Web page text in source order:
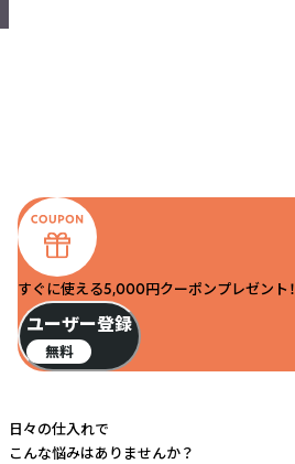
すぐに使える5,000円クーポンプレゼント！
ユーザー登録
無料
日々の仕入れで
こんな悩みはありませんか？